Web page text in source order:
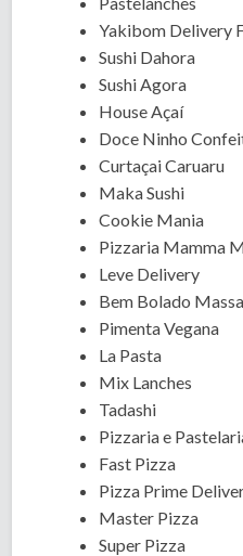
Yakibom Delivery
Sushi Dahora
Sushi Agora
House Açaí
Doce Ninho
Curtaçai Caruaru
Maka Sushi
Cookie Mania
Pizzaria Mamma
Leve Delivery
Bem Bolado
Pimenta Vegana
La Pasta
Mix Lanches
Tadashi
Pizzaria e
Fast Pizza
Pizza Prime
Master Pizza
Super Pizza